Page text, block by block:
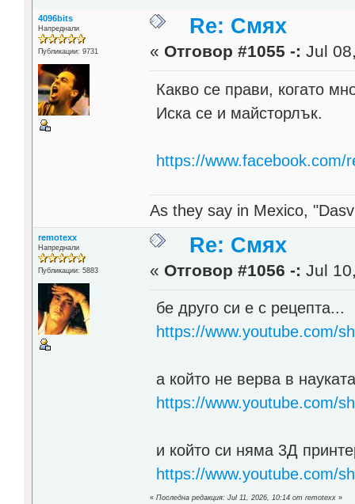
4096bits
Напреднали
Публикации: 9731
Re: Смях
« Отговор #1055 -: Jul
Какво се прави, когато
Иска се и майсторлък.
https://www.facebook.com/
As they say in Mexico,
remotexx
Напреднали
Публикации: 5883
Re: Смях
« Отговор #1056 -: Jul
бе друго си е с рецепта...
https://www.youtube.com/
а който не верва в
https://www.youtube.com/
и който си няма 3Д
https://www.youtube.com/
«Последна редакция: Jul 11, 2026, 10:14 от remotexx »